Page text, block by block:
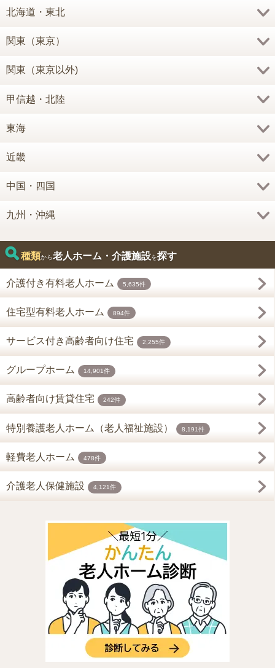
北海道・東北
関東（東京）
関東（東京以外)
甲信越・北陸
東海
近畿
中国・四国
九州・沖縄
種類から老人ホーム・介護施設を探す
介護付き有料老人ホーム 5,635件
住宅型有料老人ホーム 894件
サービス付き高齢者向け住宅 2,255件
グループホーム 14,901件
高齢者向け賃貸住宅 242件
特別養護老人ホーム（老人福祉施設） 8,191件
軽費老人ホーム 478件
介護老人保健施設 4,121件